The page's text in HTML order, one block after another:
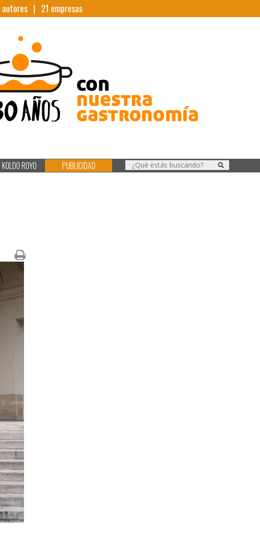
autores | 21 empresas
KOLDO ROYO PUBLICIDAD